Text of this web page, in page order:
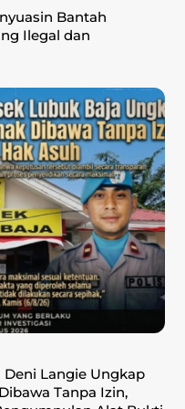
Bantah
Ilegal dan
Langie Ungkap
Tanpa Izin,